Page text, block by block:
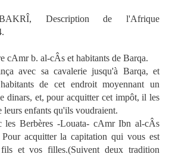
Description de l'Afrique
cAmr b. al-cÂs et habitants de Barqa.
avec sa cavalerie jusqu'à Barqa, et
de cet endroit moyennant un
dinars, et, pour acquitter cet impôt, il les
leurs enfants qu'ils voudraient.
les Berbères -Louata- cAmr Ibn al-cÂs
acquitter la capitation qui vous est
et vos filles.(Suivent deux tradition